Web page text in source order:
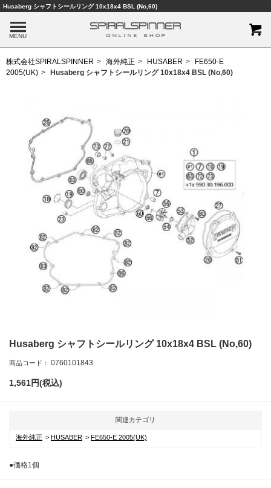
Husaberg シャフトシールリング 10x18x4 BSL (No,60)
MENU
株式会社SPIRALSPINNER 海外純正 HUSABER
FE650-E
2005(UK)
Husaberg シャフトシールリング 10x18x4 BSL (No,60)
Husaberg シャフトシールリング 10x18x4 BSL (No,60)
商品コード： 0760101843
1,561円(税込)
関連カテゴリ
海外純正 HUSABER FE650-E 2005(UK)
●価格1個